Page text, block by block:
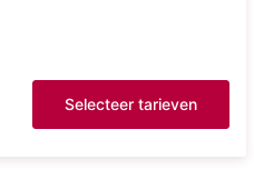
Selecteer tarieven